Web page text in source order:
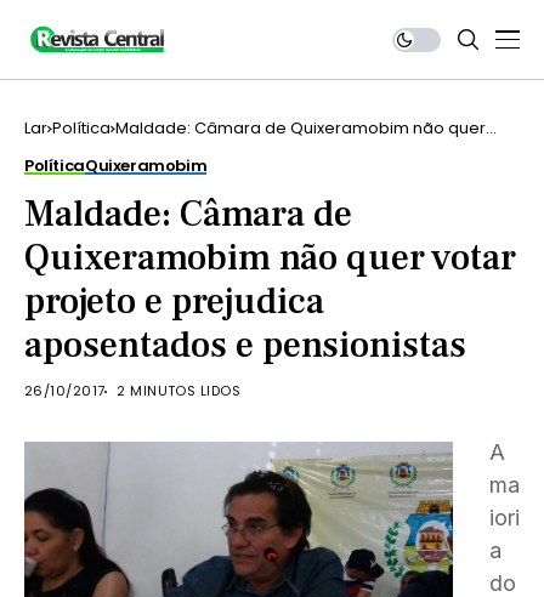
Lar Política Maldade: Câmara de Quixeramobim não quer
pensionistas
PolíticaQuixeramobim
Maldade: Câmara de
Quixeramobim não quer votar
projeto e prejudica
aposentados e pensionistas
26/10/2017 2 MINUTOS LIDOS
A
ma
iori
a
do